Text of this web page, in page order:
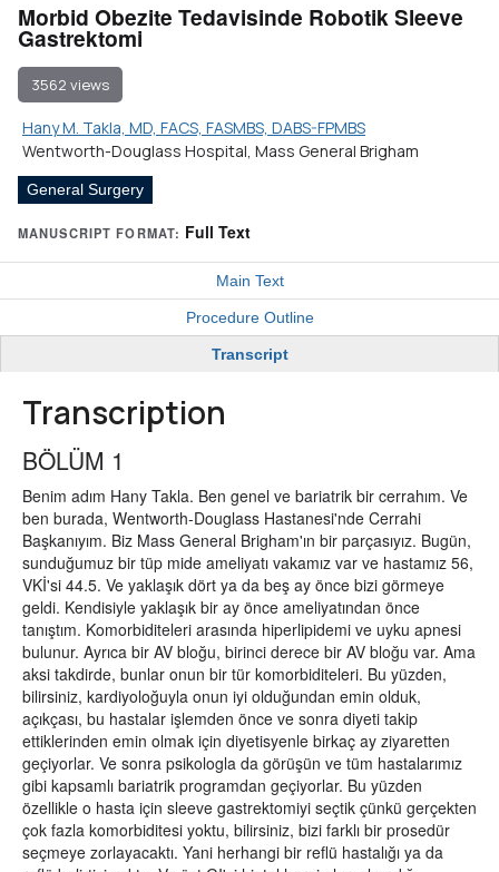
Morbid Obezite Tedavisinde Robotik Sleeve
Gastrektomi
3562 views
Hany M. Takla, MD, FACS, FASMBS, DABS-FPMBS
Wentworth-Douglass Hospital, Mass General Brigham
General Surgery
MANUSCRIPT FORMAT: Full Text
Main Text
Procedure Outline
Transcript
Transcription
BÖLÜM 1
Benim adım Hany Takla. Ben genel ve bariatrik bir cerrahım. Ve
ben burada, Wentworth-Douglass Hastanesi'nde Cerrahi
Başkanıyım. Biz Mass General Brigham'ın bir parçasıyız. Bugün,
sunduğumuz bir tüp mide ameliyatı vakamız var ve hastamız 56,
VKİ'si 44.5. Ve yaklaşık dört ya da beş ay önce bizi görmeye
geldi. Kendisiyle yaklaşık bir ay önce ameliyatından önce
tanıştım. Komorbiditeleri arasında hiperlipidemi ve uyku apnesi
bulunur. Ayrıca bir AV bloğu, birinci derece bir AV bloğu var. Ama
aksi takdirde, bunlar onun bir tür komorbiditeleri. Bu yüzden,
bilirsiniz, kardiyoloğuyla onun iyi olduğundan emin olduk,
açıkçası, bu hastalar işlemden önce ve sonra diyeti takip
ettiklerinden emin olmak için diyetisyenle birkaç ay ziyaretten
geçiyorlar. Ve sonra psikologla da görüşün ve tüm hastalarımız
gibi kapsamlı bariatrik programdan geçiyorlar. Bu yüzden
özellikle o hasta için sleeve gastrektomiyi seçtik çünkü gerçekten
çok fazla komorbiditesi yoktu, bilirsiniz, bizi farklı bir prosedür
seçmeye zorlayacaktı. Yani herhangi bir reflü hastalığı ya da